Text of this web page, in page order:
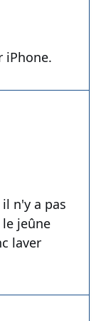
iPhone.
n'y a pas
jeûne
laver